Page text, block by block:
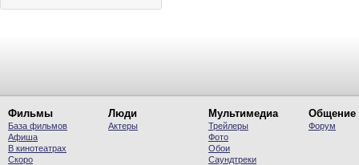
Фильмы
База фильмов
Афиша
В кинотеатрах
Скоро
Люди
Актеры
Мультимедиа
Трейлеры
Фото
Обои
Саундтреки
Общение
Форум